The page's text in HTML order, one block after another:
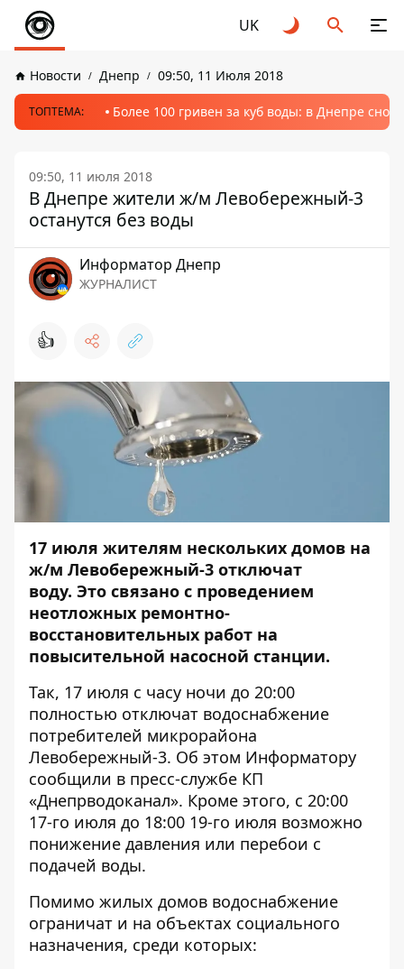
UK
Новости Днепр 09:50, 11 Июля 2018
ТОПТЕМА: Более 100 гривен за куб воды: в Днепре
09:50, 11 июля 2018
В Днепре жители ж/м Левобережный-3
останутся без воды
Информатор Днепр
ЖУРНАЛИСТ
👍
17 июля жителям нескольких домов на
ж/м Левобережный-3 отключат
воду. Это связано с проведением
неотложных ремонтно-
восстановительных работ на
повысительной насосной станции.
Так, 17 июля с часу ночи до 20:00
полностью отключат водоснабжение
потребителей микрорайона
Левобережный-3. Об этом Информатору
сообщили в пресс-службе КП
«Днепрводоканал». Кроме этого, с 20:00
17-го июля до 18:00 19-го июля возможно
понижение давления или перебои с
подачей воды.
Помимо жилых домов водоснабжение
ограничат и на объектах социального
назначения, среди которых: